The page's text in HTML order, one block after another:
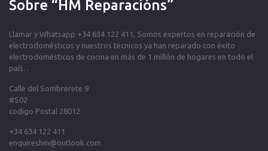
Sobre “HM Reparacións”
Llamar y Whatsapp +34 634 122 411, Somos expertos en reparación de
electrodomésticos y nuestros técnicos ya han reparado con éxito
electrodomésticos de cocina en más de 1 millón de hogares en todo el
país. .
Calle del Sombrerete 9
#S02
codigo Postal 28012
+34 634 122 411
enquireshm@outlook.com